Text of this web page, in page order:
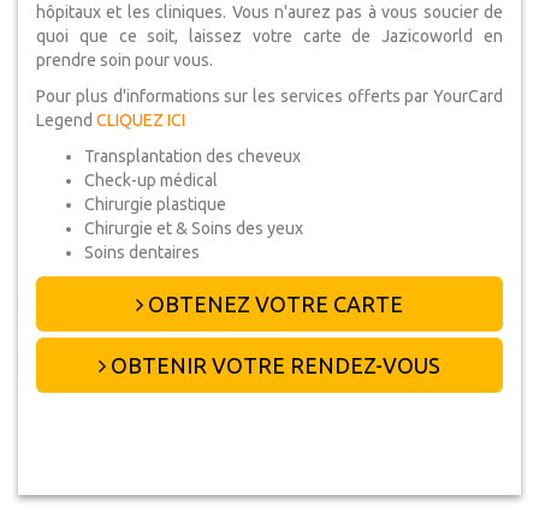
hôpitaux et les cliniques. Vous n'aurez pas à vous soucier de
quoi que ce soit, laissez votre carte de Jazicoworld en
prendre soin pour vous.
Pour plus d'informations sur les services offerts par YourCard
Legend CLIQUEZ ICI
Transplantation des cheveux
Check-up médical
Chirurgie plastique
Chirurgie et & Soins des yeux
Soins dentaires
OBTENEZ VOTRE CARTE
OBTENIR VOTRE RENDEZ-VOUS